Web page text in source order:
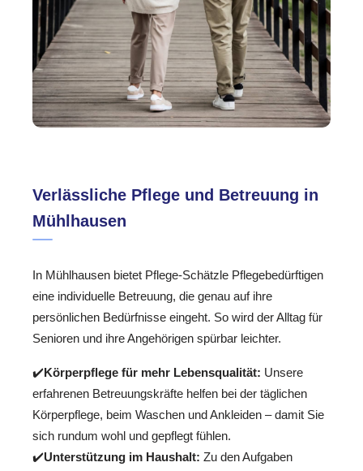
Verlässliche Pflege und Betreuung in
Mühlhausen
In Mühlhausen bietet Pflege-Schätzle Pflegebedürftigen
eine individuelle Betreuung, die genau auf ihre
persönlichen Bedürfnisse eingeht. So wird der Alltag für
Senioren und ihre Angehörigen spürbar leichter.
✔️Körperpflege für mehr Lebensqualität: Unsere
erfahrenen Betreuungskräfte helfen bei der täglichen
Körperpflege, beim Waschen und Ankleiden – damit Sie
sich rundum wohl und gepflegt fühlen.
✔️Unterstützung im Haushalt: Zu den Aufgaben